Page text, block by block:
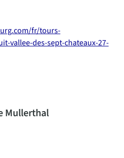
fr/tours-
vallee-des-sept-chateaux-27-
Mullerthal